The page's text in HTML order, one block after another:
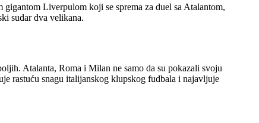
Liverpulom koji se sprema za duel sa Atalantom,
sudar dva velikana.
Atalanta, Roma i Milan ne samo da su pokazali svoju
rastuću snagu italijanskog klupskog fudbala i najavljuje